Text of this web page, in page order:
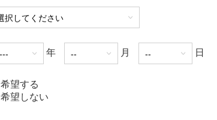
年 月 日
希望する
希望しない